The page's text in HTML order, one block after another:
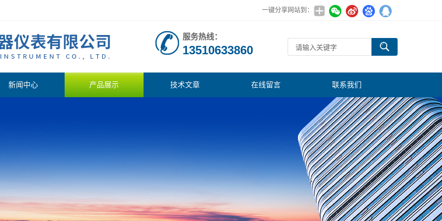
一键分享网站到：
服务热线：
13510633860
新闻中心 产品展示 技术文章 在线留言 联系我们